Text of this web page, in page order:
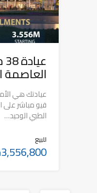
العاصمة
عيادتك هي
فيو مباشر على
الطبي الوحيد…
للبيع
3,556,800ج. م.